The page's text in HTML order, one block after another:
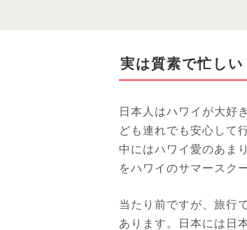
実は質素で忙し
日本人はハワイが大好
ども連れでも安心して
中にはハワイ愛のあま
をハワイのサマースク
当たり前ですが、旅行
あります。日本には日